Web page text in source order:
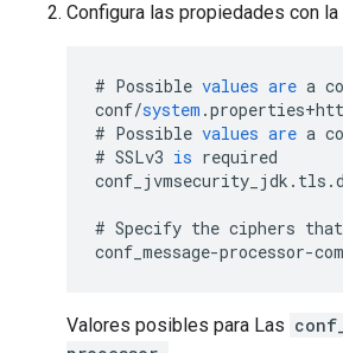
Configura las propiedades con
# Possible values are a
conf/system .properties+
# Possible values are a
# SSLv3 is required
conf_jvmsecurity_jdk . tls .
# Specify the ciphers that
conf_message-processor-
Valores posibles para Las